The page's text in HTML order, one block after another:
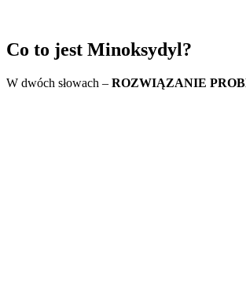
Co to jest Minoksydyl?
W dwóch słowach – ROZWIĄZANIE